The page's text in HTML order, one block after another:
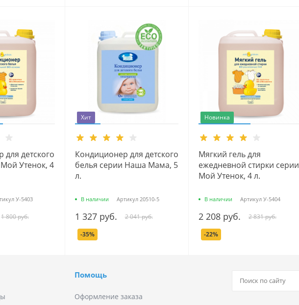
детского
Утенок, 4
У-5403
1 800 руб.
Хит
Кондиционер для детского
белья серии Наша Мама, 5
л.
В наличии Артикул 20510-5
1 327 руб. 2 041 руб.
-35%
Новинка
Мягкий гель для
ежедневной стирки серии
Мой Утенок, 4 л.
В наличии Артикул У-5404
2 208 руб. 2 831 руб.
-22%
Помощь
Оформление заказа